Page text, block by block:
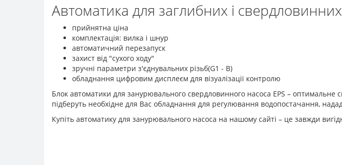
Автоматика для заглибних і свердловинних
прийнятна ціна
комплектація: вилка і шнур
автоматичний перезапуск
захист від "сухого ходу"
зручні параметри з'єднувальних різьб(G1 - B)
обладнання цифровим дисплеєм для візуалізації контролю
Блок автоматики для занурювального свердловинного насоса EPS – оптимальне
підберуть необхідне для Вас обладнання для регулювання водопостачання,
Купіть автоматику для занурювального насоса на нашому сайті – це завжди